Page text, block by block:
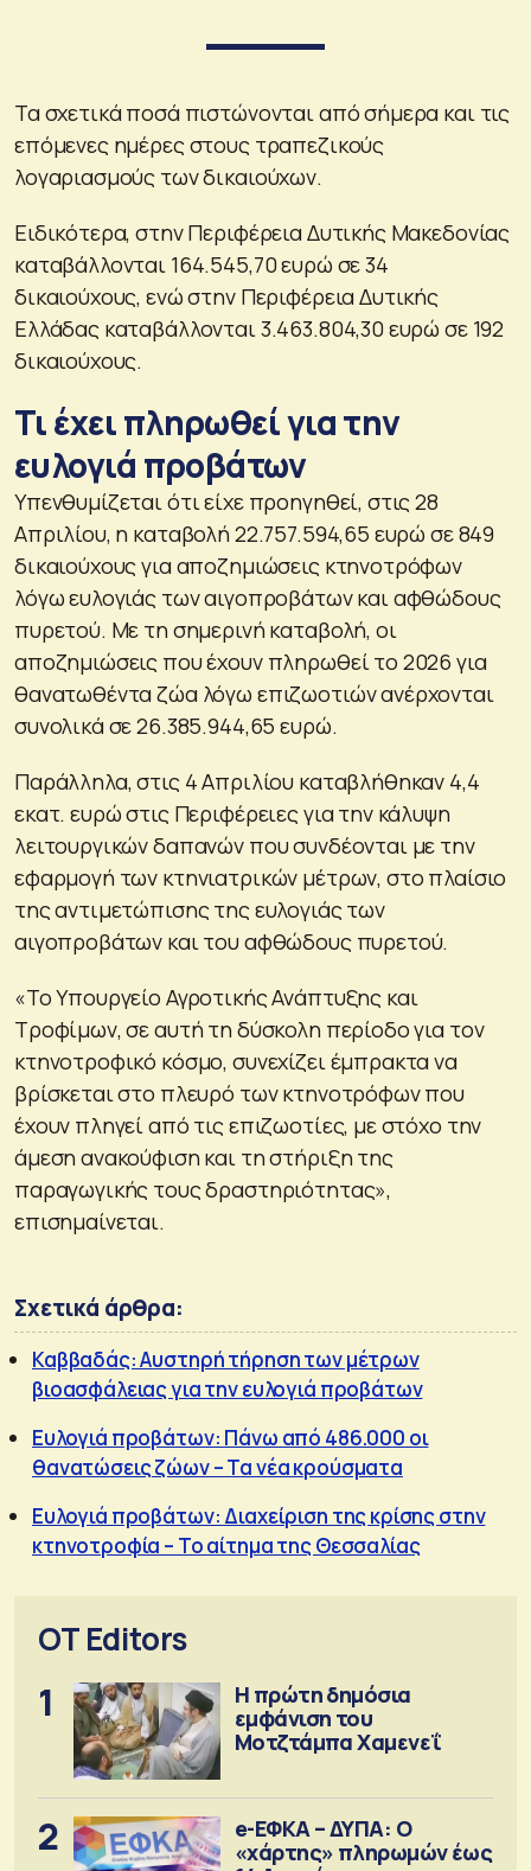
Τα σχετικά ποσά πιστώνονται από σήμερα και τις
επόμενες ημέρες στους τραπεζικούς
λογαριασμούς των δικαιούχων.
Ειδικότερα, στην Περιφέρεια Δυτικής Μακεδονίας
καταβάλλονται 164.545,70 ευρώ σε 34
δικαιούχους, ενώ στην Περιφέρεια Δυτικής
Ελλάδας καταβάλλονται 3.463.804,30 ευρώ σε 192
δικαιούχους.
Τι έχει πληρωθεί για την
ευλογιά προβάτων
Υπενθυμίζεται ότι είχε προηγηθεί, στις 28
Απριλίου, η καταβολή 22.757.594,65 ευρώ σε 849
δικαιούχους για αποζημιώσεις κτηνοτρόφων
λόγω ευλογιάς των αιγοπροβάτων και αφθώδους
πυρετού. Με τη σημερινή καταβολή, οι
αποζημιώσεις που έχουν πληρωθεί το 2026 για
θανατωθέντα ζώα λόγω επιζωοτιών ανέρχονται
συνολικά σε 26.385.944,65 ευρώ.
Παράλληλα, στις 4 Απριλίου καταβλήθηκαν 4,4
εκατ. ευρώ στις Περιφέρειες για την κάλυψη
λειτουργικών δαπανών που συνδέονται με την
εφαρμογή των κτηνιατρικών μέτρων, στο πλαίσιο
της αντιμετώπισης της ευλογιάς των
αιγοπροβάτων και του αφθώδους πυρετού.
«Το Υπουργείο Αγροτικής Ανάπτυξης και
Τροφίμων, σε αυτή τη δύσκολη περίοδο για τον
κτηνοτροφικό κόσμο, συνεχίζει έμπρακτα να
βρίσκεται στο πλευρό των κτηνοτρόφων που
έχουν πληγεί από τις επιζωοτίες, με στόχο την
άμεση ανακούφιση και τη στήριξη της
παραγωγικής τους δραστηριότητας»,
επισημαίνεται.
Σχετικά άρθρα:
Καββαδάς: Αυστηρή τήρηση των μέτρων
βιοασφάλειας για την ευλογιά προβάτων
Ευλογιά προβάτων: Πάνω από 486.000 οι
θανατώσεις ζώων – Τα νέα κρούσματα
Ευλογιά προβάτων: Διαχείριση της κρίσης στην
κτηνοτροφία – Το αίτημα της Θεσσαλίας
OT Editors
1
Η πρώτη δημόσια
εμφάνιση του
Μοτζτάμπα Χαμενεΐ
2
e-ΕΦΚΑ – ΔΥΠΑ: Ο
«χάρτης» πληρωμών έως